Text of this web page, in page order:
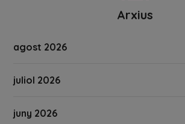
Arxius
agost 2026
juliol 2026
juny 2026